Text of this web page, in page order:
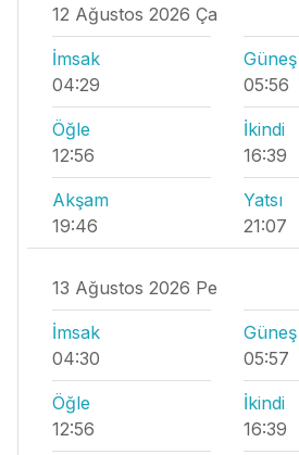
12 Ağustos 2026 Ça
İmsak
04:29
Güneş
05:56
Öğle
12:56
İkindi
16:39
Akşam
19:46
Yatsı
21:07
13 Ağustos 2026 Pe
İmsak
04:30
Güneş
05:57
Öğle
12:56
İkindi
16:39